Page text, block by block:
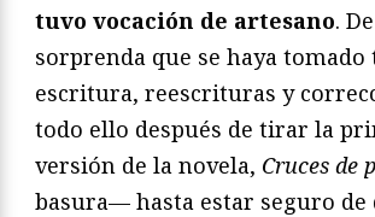
tuvo vocación de artesano.
sorprenda que se haya tomado
escritura, reescrituras y
todo ello después de tirar la
versión de la novela, Cruces de
basura— hasta estar seguro de